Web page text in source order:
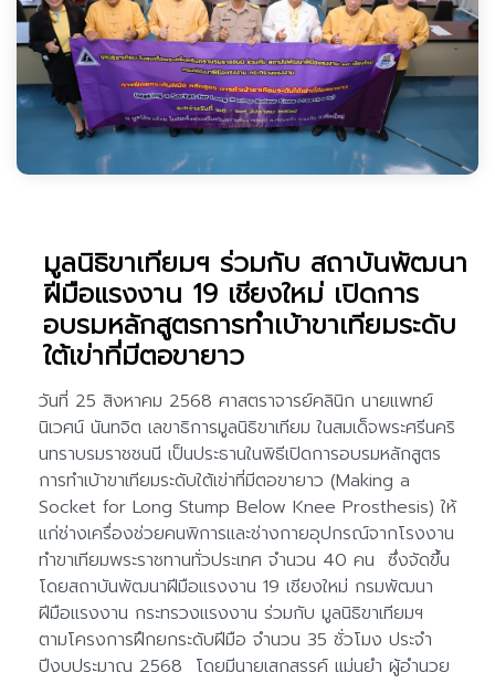
มูลนิธิขาเทียมฯ ร่วมกับ สถาบันพัฒนา
ฝีมือแรงงาน 19 เชียงใหม่ เปิดการ
อบรมหลักสูตรการทำเบ้าขาเทียมระดับ
ใต้เข่าที่มีตอขายาว